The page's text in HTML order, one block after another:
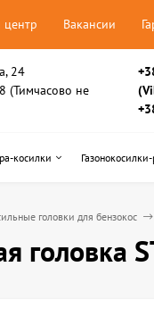
Вакансии
24
(Тимчасово не
косилки
головки для бензокос
головка